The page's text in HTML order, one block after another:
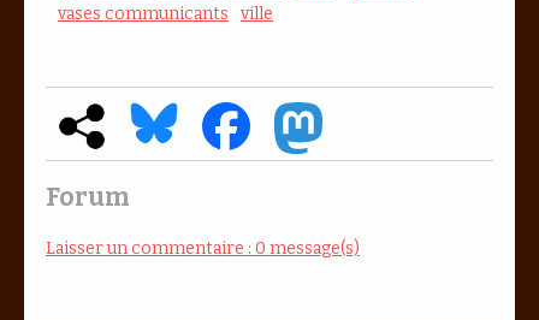
vases communicants
ville
Forum
Laisser un commentaire : 0 message(s)